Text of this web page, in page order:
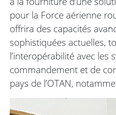
pour la Force aérienne
offrira des capacités
sophistiquées actuelles,
l’interopérabilité avec les
commandement et de
pays de l’OTAN,